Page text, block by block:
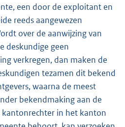
een door de exploitant en
reeds aangewezen
over de aanwijzing van
deskundige geen
verkregen, dan maken de
tezamen dit bekend
waarna de meest
bekendmaking aan de
in het kanton